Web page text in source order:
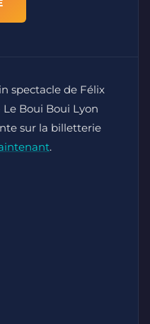
spectacle de Félix
Le Boui Boui Lyon
sur la billetterie
.